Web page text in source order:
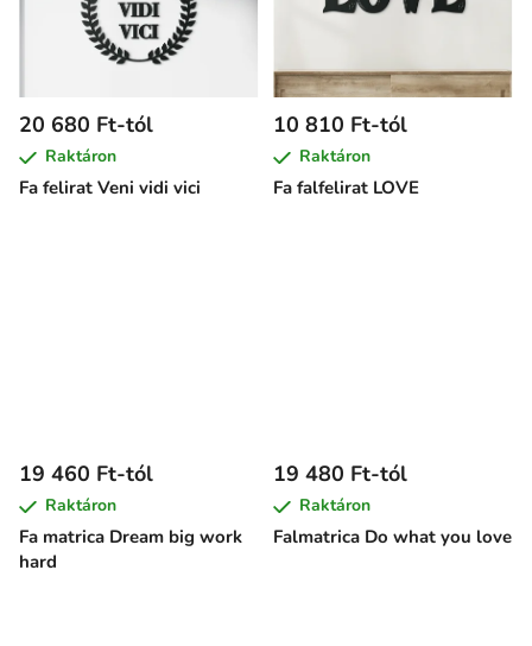
Fa felirat Veni vidi vici
20 680 Ft-tól
Raktáron
Fa falfelirat LOVE
10 810 Ft-tól
Raktáron
Fa matrica Dream big work
hard
19 460 Ft-tól
Raktáron
Falmatrica Do what you love
19 480 Ft-tól
Raktáron